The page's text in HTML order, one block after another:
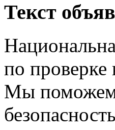
Текст
по проверке
Мы поможем